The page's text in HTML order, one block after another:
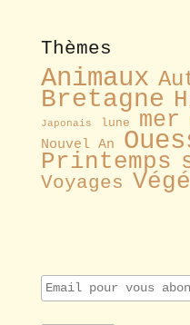
Thèmes
Animaux
Bretagne
Japonais lune mer
Nouvel An
Printemps
Voyages
E
m